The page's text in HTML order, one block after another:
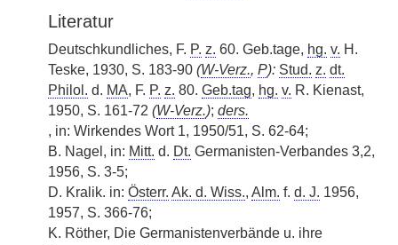
Literatur
Deutschkundliches, F. P. z. 60. Geb.tage, hg. v. H.
Teske, 1930, S. 183-90 (W-Verz., P): Stud. z. dt.
Philol. d. MA, F. P. z. 80. Geb.tag, hg. v. R. Kienast,
1950, S. 161-72 (W-Verz.); ders.
, in: Wirkendes Wort 1, 1950/51, S. 62-64;
B. Nagel, in: Mitt. d. Dt. Germanisten-Verbandes 3,2,
1956, S. 3-5;
D. Kralik. in: Österr. Ak. d. Wiss., Alm. f. d. J. 1956,
1957, S. 366-76;
K. Röther, Die Germanistenverbände u. ihre